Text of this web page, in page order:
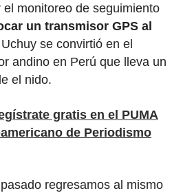
monitoreo de seguimiento
un transmisor GPS al
se convirtió en el
andino en Perú que lleva un
el nido.
gratis en el PUMA
de Periodismo
regresamos al mismo